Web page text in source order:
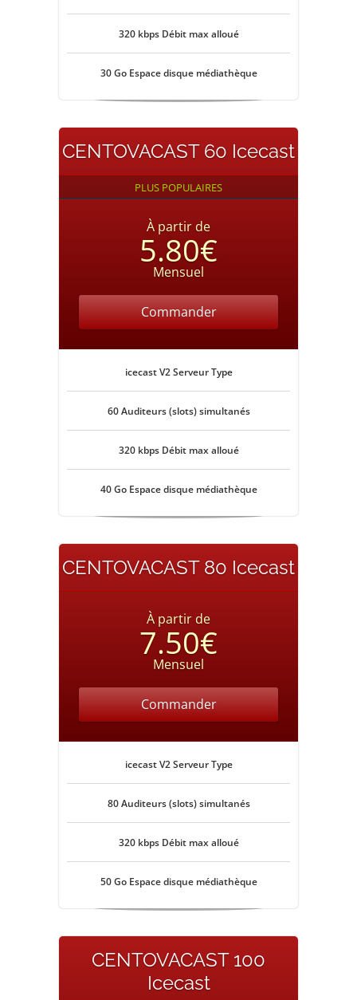
320 kbps Débit max alloué
30 Go Espace disque médiathèque
CENTOVACAST 60 Icecast
PLUS POPULAIRES
À partir de
5.80€
Mensuel
Commander
icecast V2 Serveur Type
60 Auditeurs (slots) simultanés
320 kbps Débit max alloué
40 Go Espace disque médiathèque
CENTOVACAST 80 Icecast
À partir de
7.50€
Mensuel
Commander
icecast V2 Serveur Type
80 Auditeurs (slots) simultanés
320 kbps Débit max alloué
50 Go Espace disque médiathèque
CENTOVACAST 100
Icecast